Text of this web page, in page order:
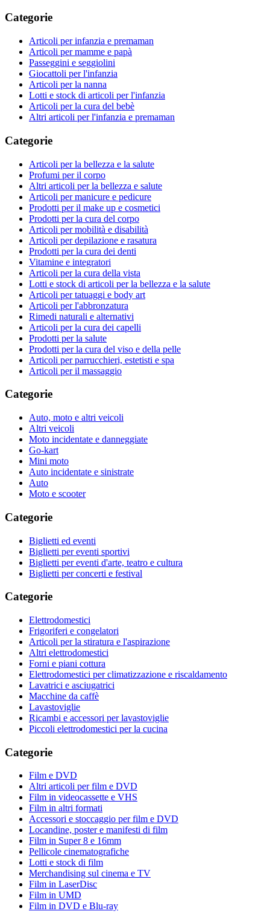
Categorie
Articoli per infanzia e premaman
Articoli per mamme e papà
Passeggini e seggiolini
Giocattoli per l'infanzia
Articoli per la nanna
Lotti e stock di articoli per l'infanzia
Articoli per la cura del bebè
Altri articoli per l'infanzia e premaman
Categorie
Articoli per la bellezza e la salute
Profumi per il corpo
Altri articoli per la bellezza e salute
Articoli per manicure e pedicure
Prodotti per il make up e cosmetici
Prodotti per la cura del corpo
Articoli per mobilità e disabilità
Articoli per depilazione e rasatura
Prodotti per la cura dei denti
Vitamine e integratori
Articoli per la cura della vista
Lotti e stock di articoli per la bellezza e la salute
Articoli per tatuaggi e body art
Articoli per l'abbronzatura
Rimedi naturali e alternativi
Articoli per la cura dei capelli
Prodotti per la salute
Prodotti per la cura del viso e della pelle
Articoli per parrucchieri, estetisti e spa
Articoli per il massaggio
Categorie
Auto, moto e altri veicoli
Altri veicoli
Moto incidentate e danneggiate
Go-kart
Mini moto
Auto incidentate e sinistrate
Auto
Moto e scooter
Categorie
Biglietti ed eventi
Biglietti per eventi sportivi
Biglietti per eventi d'arte, teatro e cultura
Biglietti per concerti e festival
Categorie
Elettrodomestici
Frigoriferi e congelatori
Articoli per la stiratura e l'aspirazione
Altri elettrodomestici
Forni e piani cottura
Elettrodomestici per climatizzazione e riscaldamento
Lavatrici e asciugatrici
Macchine da caffè
Lavastoviglie
Ricambi e accessori per lavastoviglie
Piccoli elettrodomestici per la cucina
Categorie
Film e DVD
Altri articoli per film e DVD
Film in videocassette e VHS
Film in altri formati
Accessori e stoccaggio per film e DVD
Locandine, poster e manifesti di film
Film in Super 8 e 16mm
Pellicole cinematografiche
Lotti e stock di film
Merchandising sul cinema e TV
Film in LaserDisc
Film in UMD
Film in DVD e Blu-ray